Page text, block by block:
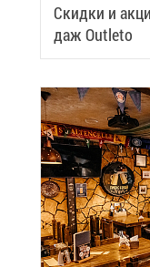
Скид­ки и
даж Outleto